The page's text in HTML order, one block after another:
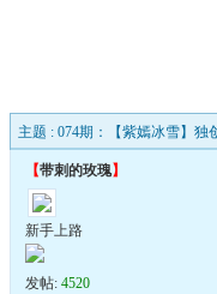
主题 : 074期：【紫嫣冰雪】独
【带刺的玫瑰】
新手上路
发帖: 4520